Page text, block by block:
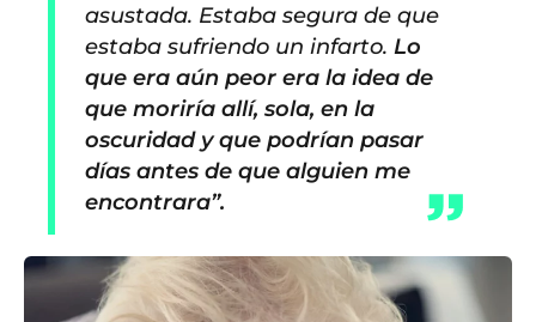
asustada. Estaba segura de que
estaba sufriendo un infarto. Lo
que era aún peor era la idea de
que moriría allí, sola, en la
oscuridad y que podrían pasar
días antes de que alguien me
encontrara”.